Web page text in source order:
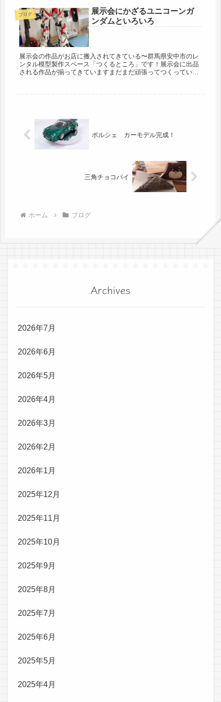
ブログ
展示会にかざるユニコーンガ
ンダムといろいろ
展示会の作品がお店に搬入されてきている〜群馬県安中市のレ
ンタル模型製作スペース「つくるところ」です！展示会に出品
される作品が揃ってきていますまだまだ頑張ってつくっていま
ポルシェ カーモデル完成！
三角チョコパイ
ホーム ブログ
Archives
2026年7月
2026年6月
2026年5月
2026年4月
2026年3月
2026年2月
2026年1月
2025年12月
2025年11月
2025年10月
2025年9月
2025年8月
2025年7月
2025年6月
2025年5月
2025年4月